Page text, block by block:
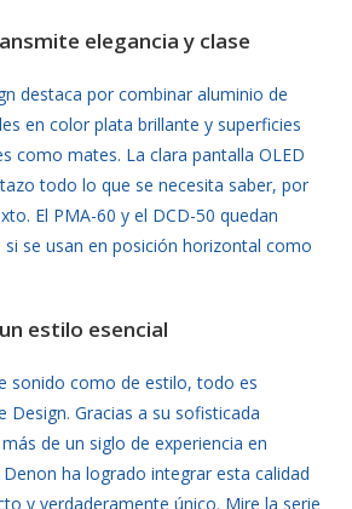
elegancia y clase
destaca por combinar aluminio de
en color plata brillante y superficies
como mates. La clara pantalla OLED
todo lo que se necesita saber, por
El PMA-60 y el DCD-50 quedan
se usan en posición horizontal como
estilo esencial
sonido como de estilo, todo es
Design. Gracias a su sofisticada
de un siglo de experiencia en
ha logrado integrar esta calidad
y verdaderamente único. Mire la serie